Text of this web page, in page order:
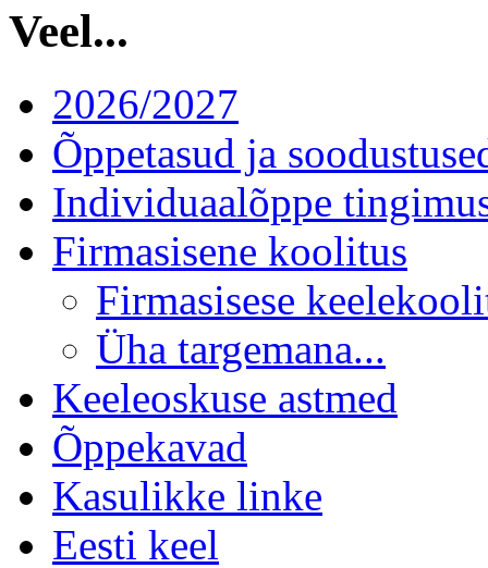
Veel...
2026/2027
Õppetasud ja
Individuaalõppe
Firmasisene koolitus
Firmasisese
Üha targemana...
Keeleoskuse astmed
Õppekavad
Kasulikke linke
Eesti keel